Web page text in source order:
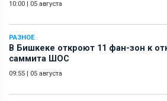
10:00 | 05 августа
РАЗНОЕ
В Бишкеке откроют 11 фан-зон к
саммита ШОС
09:55 | 05 августа